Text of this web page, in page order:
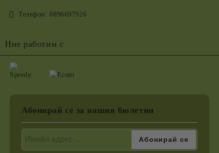
Телефон: 0896697926
Ние работим с
Абонирай се за нашия бюлетин